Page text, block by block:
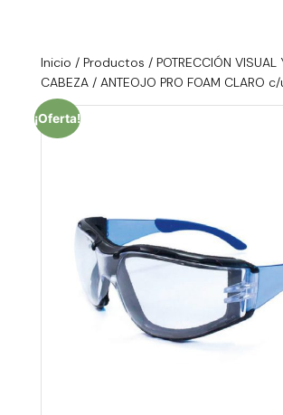
Inicio / Productos / POTRECCIÓN VISUAL
CABEZA/ ANTEOJO PRO FOAM CLARO c/
¡Oferta!